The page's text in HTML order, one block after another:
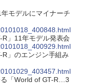
モデルにマイナーチ
R」11年モデル発表会
」のエンジン手組み
る「World of GT-R…3